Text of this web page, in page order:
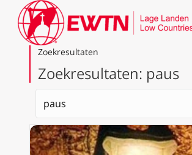
Zoekresultaten
Zoekresultaten: paus